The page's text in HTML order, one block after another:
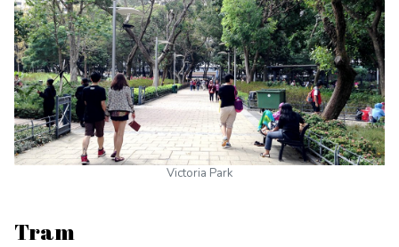
Victoria Park
Tram